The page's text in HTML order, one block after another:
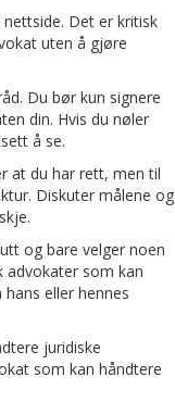
Det er kritisk
uten å gjøre
Du bør kun signere
din. Hvis du nøler
å se.
at du har rett, men til
Diskuter målene og
og bare velger noen
advokater som kan
eller hennes
juridiske
som kan håndtere